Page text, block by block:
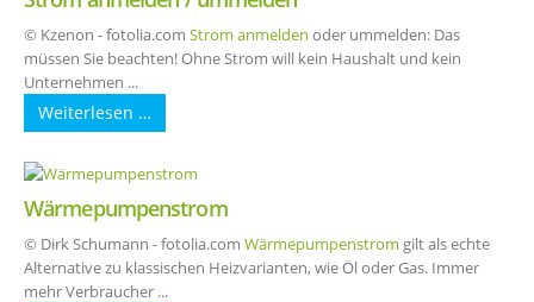
© Kzenon - fotolia.com Strom anmelden oder ummelden: Das
müssen Sie beachten! Ohne Strom will kein Haushalt und kein
Unternehmen ...
Weiterlesen …
Wärmepumpenstrom
© Dirk Schumann - fotolia.com Wärmepumpenstrom gilt als echte
Alternative zu klassischen Heizvarianten, wie Öl oder Gas. Immer
mehr Verbraucher ...